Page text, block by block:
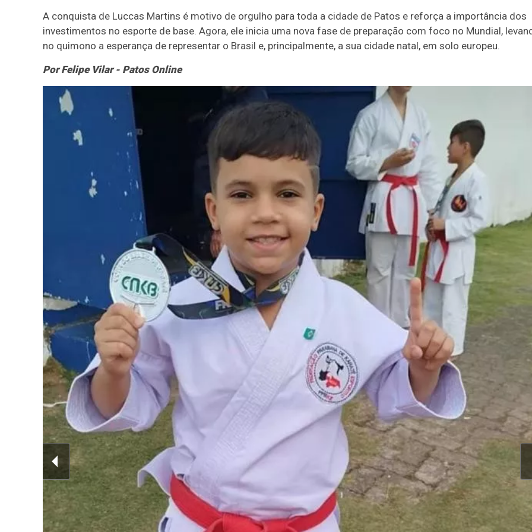
A conquista de Luccas Martins é motivo de orgulho para toda a cidade de Patos e reforça a importância dos
investimentos no esporte de base. Agora, ele inicia uma nova fase de preparação com foco no Mundial,
no quimono a esperança de representar o Brasil e, principalmente, a sua cidade natal, em solo europeu.
Por Felipe Vilar - Patos Online